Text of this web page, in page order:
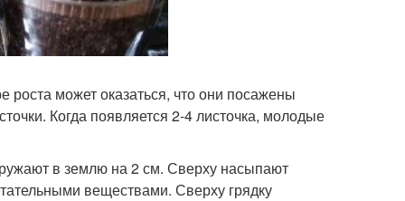
может оказаться, что они посажены
Когда появляется 2-4 листочка, молодые
в землю на 2 см. Сверху насыпают
веществами. Сверху грядку